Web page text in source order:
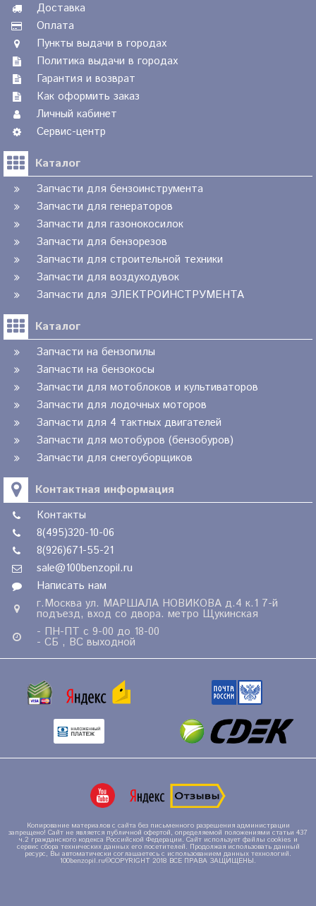
Доставка
Оплата
Пункты выдачи в городах
Политика выдачи в городах
Гарантия и возврат
Как оформить заказ
Личный кабинет
Сервис-центр
Каталог
Запчасти для бензоинструмента
Запчасти для генераторов
Запчасти для газонокосилок
Запчасти для бензорезов
Запчасти для строительной техники
Запчасти для воздуходувок
Запчасти для ЭЛЕКТРОИНСТРУМЕНТА
Каталог
Запчасти на бензопилы
Запчасти на бензокосы
Запчасти для мотоблоков и культиваторов
Запчасти для лодочных моторов
Запчасти для 4 тактных двигателей
Запчасти для мотобуров (бензобуров)
Запчасти для снегоуборщиков
Контактная информация
Контакты
8(495)320-10-06
8(926)671-55-21
sale@100benzopil.ru
Написать нам
г.Москва ул. МАРШАЛА НОВИКОВА д.4 к.1 7-й
подъезд, вход со двора. метро Щукинская
- ПН-ПТ с 9-00 до 18-00
- СБ , ВС выходной
Копирование материалов с сайта без письменного разрешения администрации
запрещено! Сайт не является публичной офертой, определяемой положениями статьи 437
ч.2 гражданского кодекса Российской Федерации. Сайт использует файлы cookies и
сервис сбора технических данных его посетителей. Продолжая использовать данный
ресурс, Вы автоматически соглашаетесь с использованием данных технологий.
100benzopil.ru©COPYRIGHT 2018 ВСЕ ПРАВА ЗАЩИЩЕНЫ.